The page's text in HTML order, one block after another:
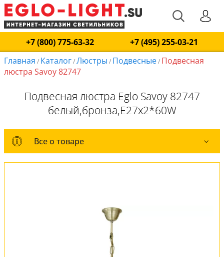
+7 (800) 775-63-32
+7 (495) 255-03-21
Главная / Каталог/Люстры / Подвесные/ Подвесная
люстра Savoy 82747
Подвесная люстра Eglo Savoy 82747
белый,бронза,E27x2*60W
Все о товаре
Все о товаре